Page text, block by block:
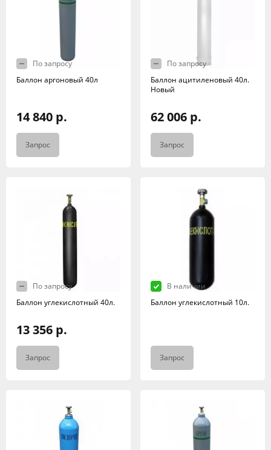
По запросу
Баллон аргоновый 40л
14 840 р.
Запрос
По запросу
Баллон ацитиленовый 40л.
Новый
62 006 р.
Запрос
По запросу
Баллон углекислотный 40л.
13 356 р.
Запрос
В наличии
Баллон углекислотный 10л.
Запрос